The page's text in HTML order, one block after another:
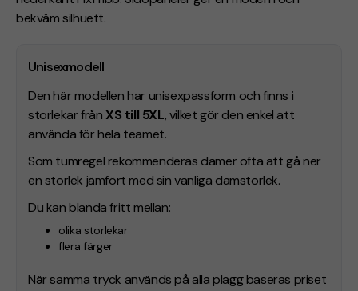
bekväm silhuett.
Unisexmodell
Den här modellen har unisexpassform och finns i
storlekar från XS till 5XL, vilket gör den enkel att
använda för hela teamet.
Som tumregel rekommenderas damer ofta att gå ner
en storlek jämfört med sin vanliga damstorlek.
Du kan blanda fritt mellan:
olika storlekar
flera färger
När samma tryck används på alla plagg baseras priset